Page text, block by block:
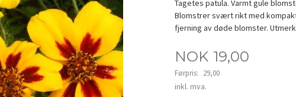
Tagetes patula. Varmt gule
Blomstrer svært rikt med
fjerning av døde blomster.
Tilbud
NOK 19,00
Førpris: 29,00
Rabatt
inkl. mva.